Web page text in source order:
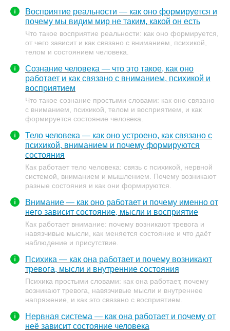
Восприятие реальности — как оно формируется и
почему мы видим мир не таким, какой он есть
Что такое восприятие реальности: как оно формируется,
от чего зависит и как связано с вниманием, психикой,
телом и состоянием человека.
Сознание человека — что это такое, как оно
работает и как связано с вниманием, психикой и
восприятием
Что такое сознание простыми словами: как оно связано
с вниманием, психикой, телом и восприятием, и как
формируется состояние человека.
Тело человека — как оно устроено, как связано с
психикой, вниманием и почему формируются
состояния
Как работает тело человека: связь с психикой, нервной
системой, вниманием и мышлением. Почему возникают
разные состояния и как они формируются.
Внимание — как оно работает и почему именно от
него зависит состояние, мысли и восприятие
Как работает внимание: почему возникают тревога и
навязчивые мысли, как меняется состояние и что даёт
наблюдение и присутствие.
Психика — как она работает и почему возникают
тревога, мысли и внутренние состояния
Психика простыми словами: как она работает, почему
возникают тревога, навязчивые мысли и внутреннее
напряжение, и как это связано с восприятием.
Нервная система — как она работает и почему от
неё зависит состояние человека